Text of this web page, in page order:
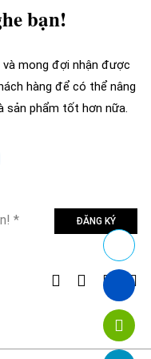
bạn!
mong đợi nhận được
hàng để có thể nâng
sản phẩm tốt hơn nữa.
ĐĂNG KÝ